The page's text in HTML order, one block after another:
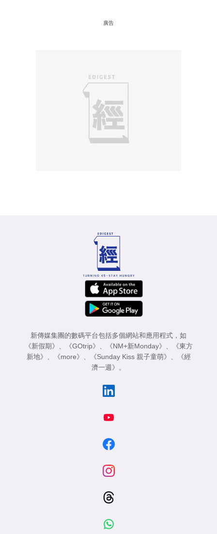
廣告
新傳媒集團的數碼平台包括多個網站和應用程式，如
《新假期》
《GOtrip》 《NM+新Monday》
《東方
新地》
《more》 《Sunday Kiss 親子童萌》
《經
濟一週》
。